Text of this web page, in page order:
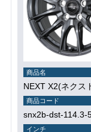
商品名
NEXT X2(ネクス
商品コード
snx2b-dst-114.3-
インチ